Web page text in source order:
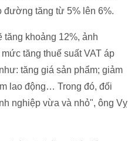
đường tăng từ 5% lên 6%.
khoảng 12%, ảnh
tăng thuế suất VAT áp
tăng giá sản phẩm; giảm
lao động… Trong đó, đối
nghiệp vừa và nhỏ", ông Vỵ